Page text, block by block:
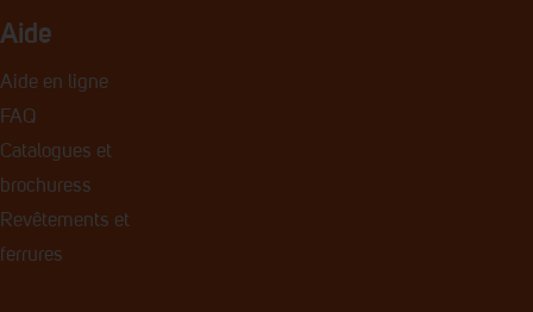
Aide
Aide en ligne
FAQ
Catalogues et
brochuress
Revêtements et
ferrures